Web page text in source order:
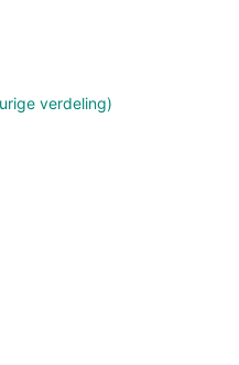
verdeling)